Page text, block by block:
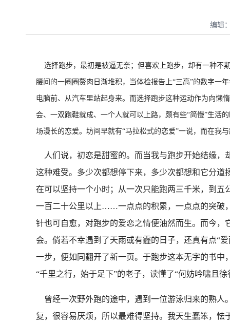
编辑
选择跑步，最初是被逼无奈；但喜欢上跑步，却有一种不
腰间的一圈圈赘肉日渐堆积，当体检报告上“三高”的数字一
电脑前、从汽车里站起身来。而选择跑步这种运动作为向
会、一双跑鞋就成、一个人就可以上路，颇有些“简慢”生活
场漫长的恋爱。坊间早就有“马拉松式的恋爱”一说，而在我
人们说，初恋是甜蜜的。而当我与跑步开始结缘
这种难受。多少次都想停下来，多少次都想和它分
在可以坚持一个小时；从一次只能跑两三千米，到
一百二十公里以上……一点点的积累，一点点的突破
针也可自愈，对跑步的爱恋之情便油然而生。而今
会。倘若不幸遇到了天雨或有霾的日子，还真有点“
一步，便如同翻开了新一页。于跑步这本无字的书
“千里之行，始于足下”的老子，读懂了“何妨吟啸且
曾经一次野外跑的途中，遇到一位游泳归来的熟人
复，很容易厌烦，所以最难得坚持。我天生蠢笨，